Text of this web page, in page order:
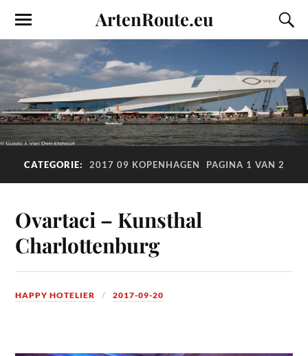
ArtenRoute.eu
CATEGORIE: 2017 09 KOPENHAGEN PAGINA 1 VAN 2
Ovartaci – Kunsthal
Charlottenburg
HAPPY HOTELIER 2017-09-20